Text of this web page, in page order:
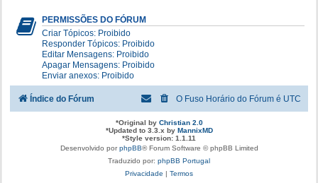
r
PERMISSÕES DO FÓRUM
Criar Tópicos: Proibido
Responder Tópicos: Proibido
Editar Mensagens: Proibido
Apagar Mensagens: Proibido
Enviar anexos: Proibido
Índice do Fórum O Fuso Horário do Fórum é UTC
*Original by Christian 2.0
*Updated to 3.3.x by MannixMD
*Style version: 1.1.11
Desenvolvido porphpBB® Forum Software © phpBB Limited
Traduzido por: phpBB Portugal
Privacidade
Termos